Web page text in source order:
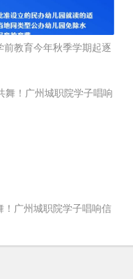
前教育今年秋季学期起逐
！广州城职院学子唱响信